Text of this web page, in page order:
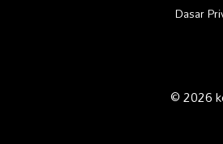
Dasar
© 2026